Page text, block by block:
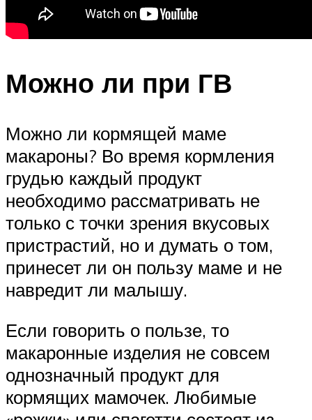
Можно ли при ГВ
Можно ли кормящей маме
макароны? Во время кормления
грудью каждый продукт
необходимо рассматривать не
только с точки зрения вкусовых
пристрастий, но и думать о том,
принесет ли он пользу маме и не
навредит ли малышу.
Если говорить о пользе, то
макаронные изделия не совсем
однозначный продукт для
кормящих мамочек. Любимые